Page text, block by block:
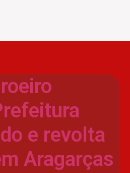
e revolta
Aragarças